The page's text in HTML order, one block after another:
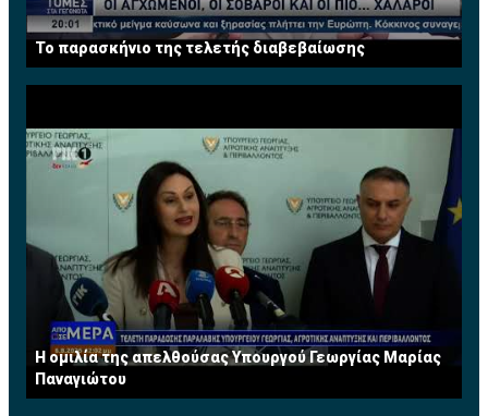
Το παρασκήνιο της τελετής διαβεβαίωσης
Η ομιλία της απελθούσας Υπουργού Γεωργίας Μαρίας
Παναγιώτου